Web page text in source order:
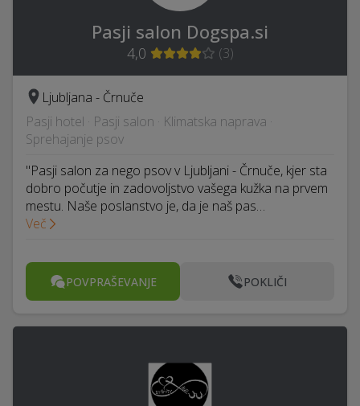
Pasji salon Dogspa.si
4,0 (3)
Ljubljana - Črnuče
Pasji hotel · Pasji salon · Klimatska naprava ·
Sprehajanje psov
"Pasji salon za nego psov v Ljubljani - Črnuče, kjer sta
dobro počutje in zadovoljstvo vašega kužka na prvem
mestu. Naše poslanstvo je, da je naš pas…
Več
POVPRAŠEVANJE POKLIČI